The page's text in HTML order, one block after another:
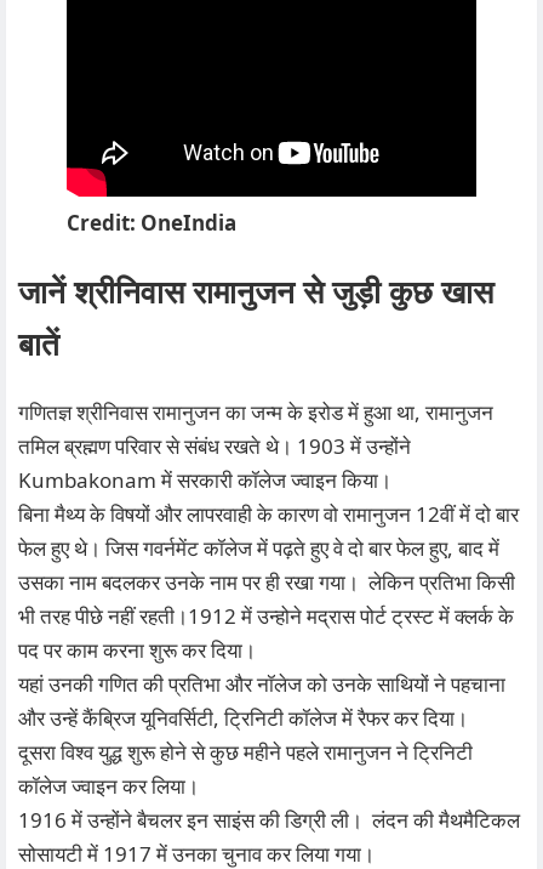
Credit: OneIndia
जानें श्रीनिवास रामानुजन से जुड़ी कुछ खास
बातें
गणितज्ञ श्रीनिवास रामानुजन का जन्म के इरोड में हुआ था, रामानुजन
तमिल ब्रह्मण परिवार से संबंध रखते थे। 1903 में उन्होंने
Kumbakonam में सरकारी कॉलेज ज्वाइन किया।
बिना मैथ्य के विषयों और लापरवाही के कारण वो रामानुजन 12वीं में दो बार
फेल हुए थे। जिस गवर्नमेंट कॉलेज में पढ़ते हुए वे दो बार फेल हुए, बाद में
उसका नाम बदलकर उनके नाम पर ही रखा गया। लेकिन प्रतिभा किसी
भी तरह पीछे नहीं रहती।1912 में उन्होने मद्रास पोर्ट ट्रस्ट में क्लर्क के
पद पर काम करना शुरू कर दिया।
यहां उनकी गणित की प्रतिभा और नॉलेज को उनके साथियों ने पहचाना
और उन्हें कैंब्रिज यूनिवर्सिटी, ट्रिनिटी कॉलेज में रैफर कर दिया।
दूसरा विश्व युद्ध शुरू होने से कुछ महीने पहले रामानुजन ने ट्रिनिटी
कॉलेज ज्वाइन कर लिया।
1916 में उन्होंने बैचलर इन साइंस की डिग्री ली। लंदन की मैथमैटिकल
सोसायटी में 1917 में उनका चुनाव कर लिया गया।